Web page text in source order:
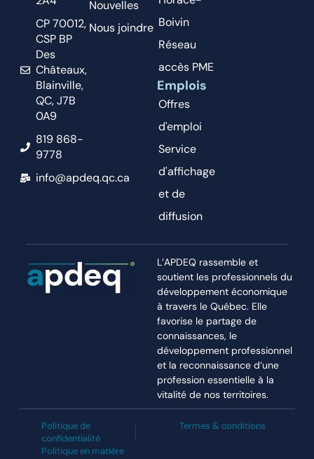
CP 70012,
CSP BP
Des
Châteaux,
Blainville,
QC, J7B
0A9
819 868-
9778
info@apdeq.qc.ca
Nouvelles
Nous joindre Boivin
Réseau
accès PME
Emplois
Offres
d'emploi
Service
d'affichage
et de
diffusion
L’APDEQ rassemble et
soutient les professionnels du
développement économique
à travers le Québec. Elle
favorise le partage de
connaissances, le
développement professionnel
et la reconnaissance d’une
profession essentielle à la
vitalité de nos territoires.
Politique de
confidentialité
Politique en matière
Termes & conditions